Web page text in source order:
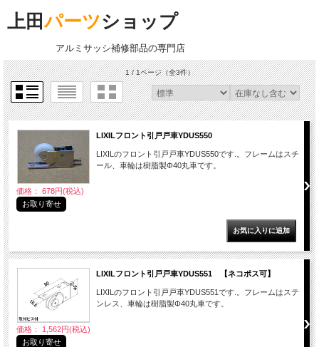
上田パーツショップ
アルミサッシ補修部品の専門店
1 / 1ページ（全3件）
LIXILフロント引戸戸車YDUS550
LIXILのフロント引戸戸車YDUS550です.。フレームはスチ
ール、車輪は樹脂製Φ40丸車です。
価格： 678円(税込)
お取り寄せ
LIXILフロント引戸戸車YDUS551 【ネコポス可】
LIXILのフロント引戸戸車YDUS551です.。フレームはステ
ンレス、車輪は樹脂製Φ40丸車です。
価格： 1,562円(税込)
お取り寄せ